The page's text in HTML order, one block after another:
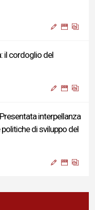
il cordoglio del
interpellanza
di sviluppo del
e vicinanza al